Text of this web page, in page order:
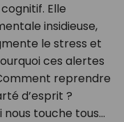
Elle
insidieuse,
le stress et
ces alertes
reprendre
d’esprit ?
nous touche tous…